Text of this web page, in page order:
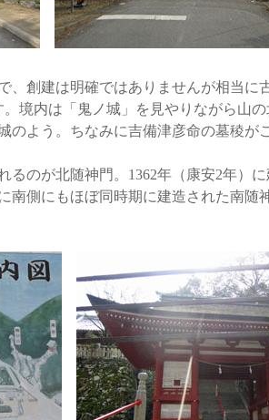
創建は明確ではありませんが相当に
境内は「鬼ノ城」を見やりながら山
のよう。ちなみに吉備津彦命の墓稜が
のが北随神門。1362年（康安2年）
南側にもほぼ同時期に建造された南随